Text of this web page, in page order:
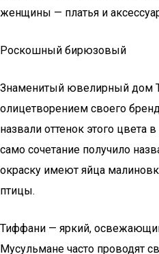
женщины — платья и
Роскошный бирюзовый
Знаменитый ювелирный дом
олицетворением своего
назвали оттенок этого цвета
само сочетание получило
окраску имеют яйца
птицы.
Тиффани — яркий,
Мусульмане часто проводят